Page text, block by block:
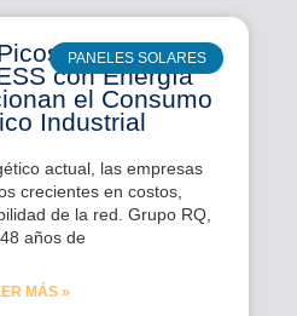
PANELES SOLARES
de Demanda:
con Energía
el Consumo
Industrial
actual, las empresas
crecientes en costos,
de la red. Grupo RQ,
años de
MÁS »